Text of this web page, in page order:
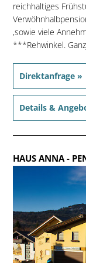
reichhaltiges
,sowie viele
***Rehwinkel.
Direktanfrage »
Details &
HAUS ANNA-